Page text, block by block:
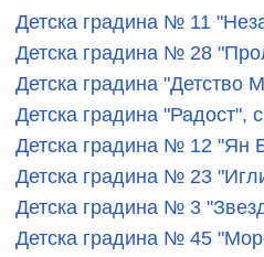
Детска градина № 11
Детска градина № 28
Детска градина "Детство
Детска градина "Радост",
Детска градина № 12 "Ян
Детска градина № 23
Детска градина № 3
Детска градина № 45